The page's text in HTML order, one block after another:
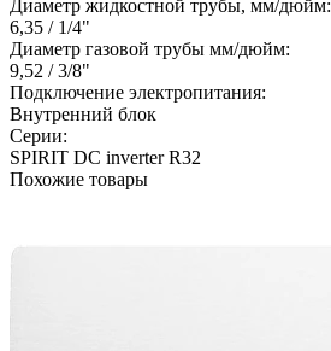
Диаметр жидкостной трубы, мм/дюйм:
6,35 / 1/4"
Диаметр газовой трубы мм/дюйм:
9,52 / 3/8"
Подключение электропитания:
Внутренний блок
Серии:
SPIRIT DC inverter R32
Похожие товары